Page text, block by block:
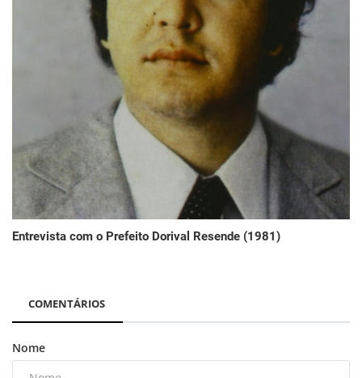
Entrevista com o Prefeito Dorival Resende (1981)
COMENTÁRIOS
Nome